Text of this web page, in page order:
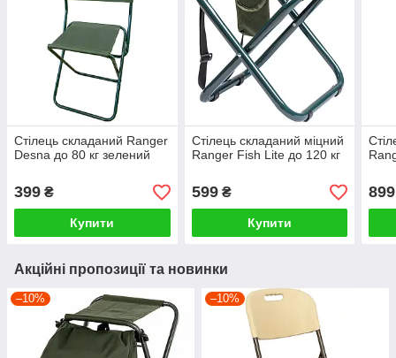
Стілець складаний Ranger
Desna до 80 кг зелений
399 ₴
Купити
Стілець складаний міцний
Ranger Fish Lite до 120 кг
599₴
Купити
899
Акційні пропозиції та новинки
–10% –10%